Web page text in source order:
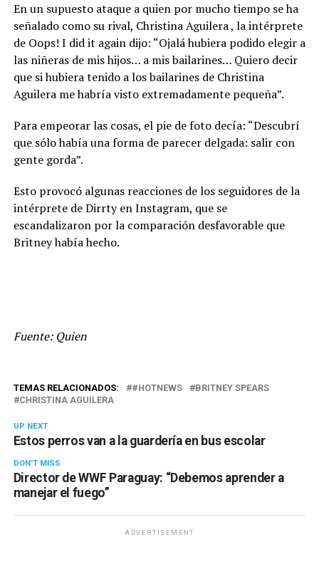
En un supuesto ataque a quien por mucho tiempo se ha
señalado como su rival, Christina Aguilera , la intérprete
de Oops! I did it again dijo: “Ojalá hubiera podido elegir a
las niñeras de mis hijos… a mis bailarines… Quiero decir
que si hubiera tenido a los bailarines de Christina
Aguilera me habría visto extremadamente pequeña”.
Para empeorar las cosas, el pie de foto decía: “Descubrí
que sólo había una forma de parecer delgada: salir con
gente gorda”.
Esto provocó algunas reacciones de los seguidores de la
intérprete de Dirrty en Instagram, que se
escandalizaron por la comparación desfavorable que
Britney había hecho.
Fuente: Quien
TEMAS RELACIONADOS: #HOTNEWS
BRITNEY SPEARS
CHRISTINA AGUILERA
UP NEXT
Estos perros van a la guardería en bus escolar
DON'T MISS
Director de WWF Paraguay: “Debemos aprender a
manejar el fuego”
ADVERTISEMENT